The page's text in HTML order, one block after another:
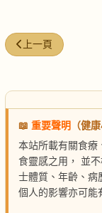
上一篇文章: 雨天怎
上一頁
📖 重要聲明
（健
本站所載有關食療
食靈感之用， 並
士體質、年齡、病
個人的影響亦可能